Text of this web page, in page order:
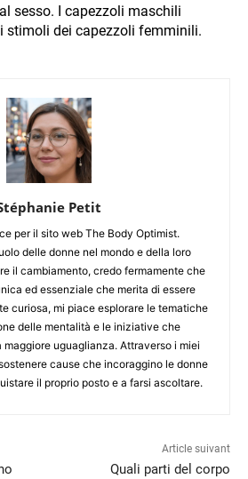
sesso. I capezzoli maschili
stimoli dei capezzoli femminili.
Petit
per il sito web The Body Optimist.
delle donne nel mondo e della loro
il cambiamento, credo fermamente che
ed essenziale che merita di essere
curiosa, mi piace esplorare le tematiche
delle mentalità e le iniziative che
uguaglianza. Attraverso i miei
cause che incoraggino le donne
il proprio posto e a farsi ascoltare.
Article suivant
Quali parti del corpo